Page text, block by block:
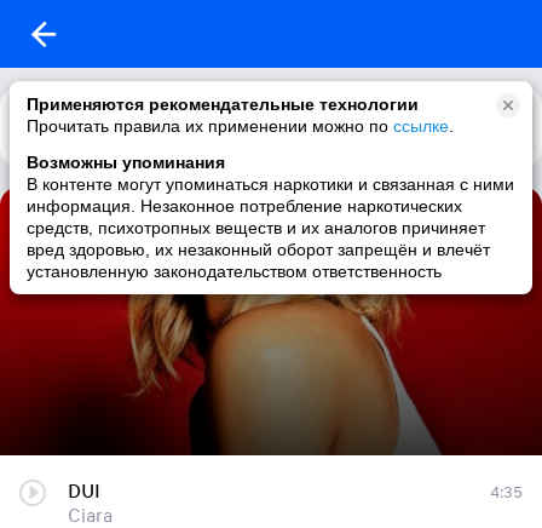
Применяются рекомендательные технологии
Прочитать правила их применении можно по ссылке
Возможны упоминания
В контенте могут упоминаться наркотики и связанная с ними
информация. Незаконное потребление наркотических
средств, психотропных веществ и их аналогов причиняет
вред здоровью, их незаконный оборот запрещён и влечёт
установленную законодательством ответственность
Каталог Рекомендации
CIARA
17 треков|rnb / hip-hop / pop / dance
DUI
Ciara
4:35